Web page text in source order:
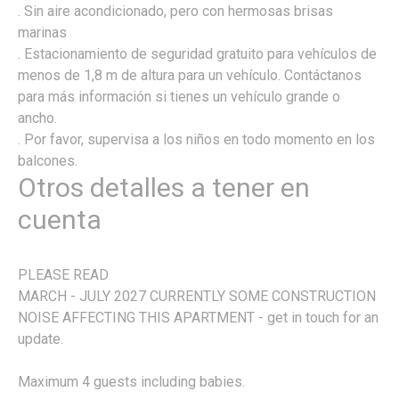
. Sin aire acondicionado, pero con hermosas brisas
marinas
. Estacionamiento de seguridad gratuito para vehículos de
menos de 1,8 m de altura para un vehículo. Contáctanos
para más información si tienes un vehículo grande o
ancho.
. Por favor, supervisa a los niños en todo momento en los
balcones.
Otros detalles a tener en
cuenta
PLEASE READ
MARCH - JULY 2027 CURRENTLY SOME CONSTRUCTION
NOISE AFFECTING THIS APARTMENT - get in touch for an
update.
Maximum 4 guests including babies.